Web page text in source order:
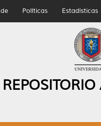
Políticas Estadísticas